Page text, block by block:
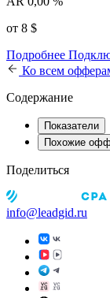
от 8 $
Подробнее
Ко всем
Содержание
Показатели
Похожие
Поделиться
info@leadgid.ru